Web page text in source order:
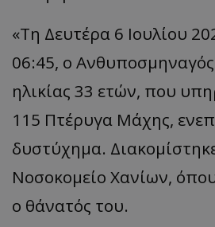
«Τη Δευτέρα 6 Ιουλίου
06:45, ο
ηλικίας 33 ετών, που
115 Πτέρυγα Μάχης,
δυστύχημα.
Νοσοκομείο Χανίων,
ο θάνατός του.